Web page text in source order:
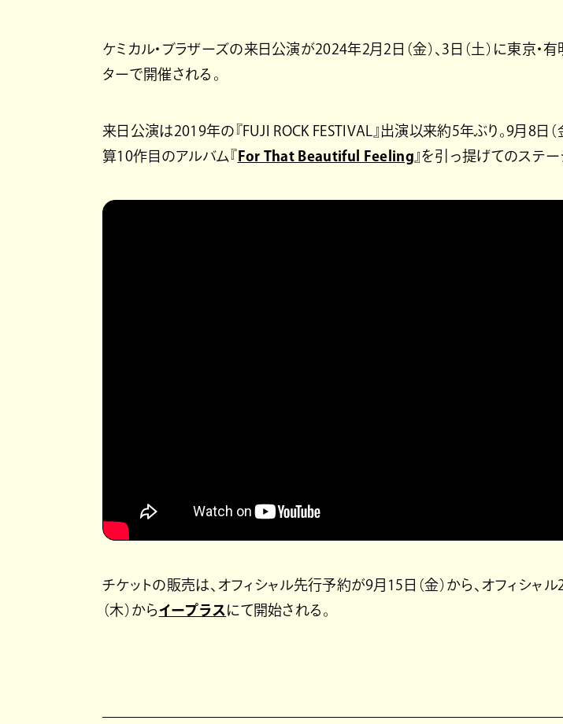
ケミカル・ブラザーズの来日公演が2024年2月2日（金）、3日（土）に東京・
ターで開催される。
来日公演は2019年の『FUJI ROCK FESTIVAL』出演以来約5年ぶり。9月8日（
算10作目のアルバム『 For That Beautiful Feeling 』を引っ提げてのステー
チケットの販売は、オフィシャル先行予約が9月15日（金）から、オフィシャ
（木）からイープラス にて開始される。